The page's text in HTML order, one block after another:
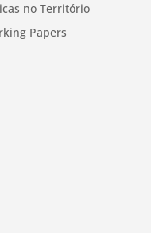
no Território
Papers